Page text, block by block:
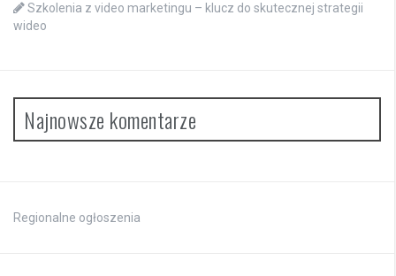
Szkolenia z video marketingu – klucz do skutecznej strategii
wideo
Najnowsze komentarze
Regionalne ogłoszenia